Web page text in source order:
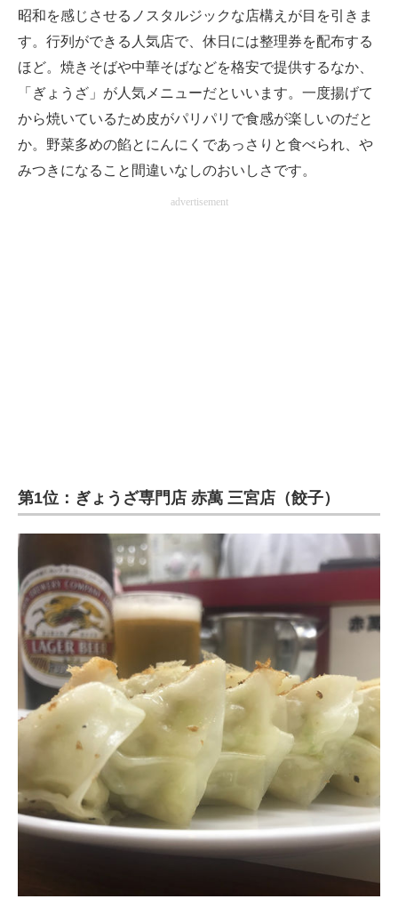
昭和を感じさせるノスタルジックな店構えが目を引きま
す。行列ができる人気店で、休日には整理券を配布する
ほど。焼きそばや中華そばなどを格安で提供するなか、
「ぎょうざ」が人気メニューだといいます。一度揚げて
から焼いているため皮がパリパリで食感が楽しいのだと
か。野菜多めの餡とにんにくであっさりと食べられ、や
みつきになること間違いなしのおいしさです。
advertisement
第1位：ぎょうざ専門店 赤萬 三宮店（餃子）